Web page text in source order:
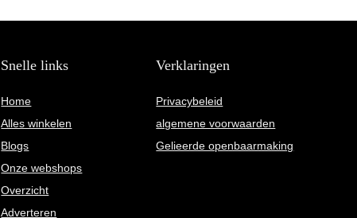
Snelle links
Home
Alles winkelen
Blogs
Onze webshops
Overzicht
Adverteren
Verklaringen
Privacybeleid
algemene voorwaarden
Gelieerde openbaarmaking